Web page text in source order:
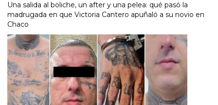
Una salida al boliche, un after y una pelea: qué pasó la
madrugada en que Victoria Cantero apuñaló a su novio en
Chaco